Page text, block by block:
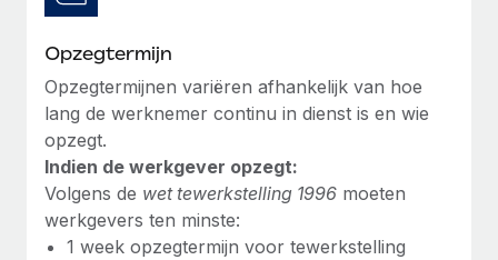
Hoe Phiture 55 werknemers in 19 landen
beheert met Remote
Phiture, een toonaangevende leider in de wereldwijde
mobiele groeiadviessector, zet zich sinds 2016...
Meer informatie
Opzegtermijn
Opzegtermijnen variëren afhankelijk van hoe
lang de werknemer continu in dienst is en wie
opzegt.
Indien de werkgever opzegt:
Volgens de wet tewerkstelling 1996 moeten
werkgevers ten minste:
1 week opzegtermijn voor tewerkstelling